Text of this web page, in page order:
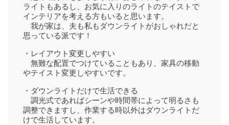
ライトもあるし、お気に入りのライトのテイストで
インテリアを考える方もいると思います。
我が家は、夫も私もダウンライトがおしゃれだと
思っている派です！
・レイアウト変更しやすい
無難な配置でつけていることもあり、家具の移動
やテイスト変更しやすいです。
・ダウンライトだけで生活できる
調光式であればシーンや時間帯によって明るさも
調整できますし、作業する時以外はダウンライトだ
けで生活しています。